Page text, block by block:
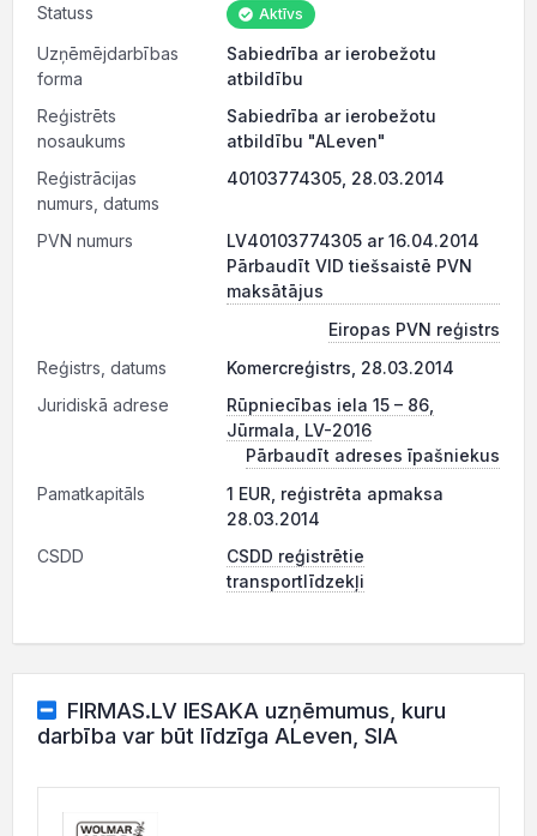
Statuss Aktīvs
Uzņēmējdarbības
forma
Sabiedrība ar ierobežotu
atbildību
Reģistrēts
nosaukums
Sabiedrība ar ierobežotu
atbildību "ALeven"
Reģistrācijas
numurs, datums
40103774305, 28.03.2014
PVN numurs
LV40103774305 ar 16.04.2014
Pārbaudīt VID tiešsaistē PVN
maksātājus
Eiropas PVN reģistrs
Reģistrs, datums
Komercreģistrs, 28.03.2014
Juridiskā adrese
Rūpniecības iela 15 – 86,
Jūrmala, LV-2016
Pārbaudīt adreses īpašniekus
Pamatkapitāls
1 EUR, reģistrēta apmaksa
28.03.2014
CSDD
CSDD reģistrētie
transportlīdzekļi
FIRMAS.LV IESAKA uzņēmumus, kuru
darbība var būt līdzīga ALeven, SIA